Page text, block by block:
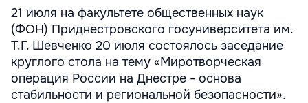
21 июля на факультете общественных наук
(ФОН) Приднестровского госуниверситета им.
Т.Г. Шевченко 20 июля состоялось заседание
круглого стола на тему «Миротворческая
операция России на Днестре - основа
стабильности и региональной безопасности».